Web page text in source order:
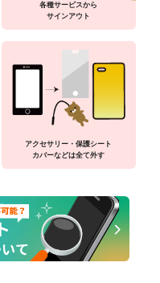
各種サービスから
サインアウト
アクセサリー・保護シート
カバーなどは全て外す